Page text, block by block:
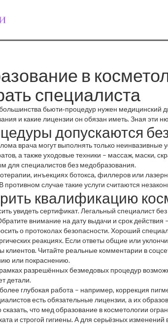
в
специалиста
бьюти‑процедур нужен медицинский
и какие лицензии он обязан иметь. Зная эти
допускаются
врача могут выполнять только неинвазивные
а также уходовые техники – массаж, маски,
для специалистов без медобразования.
инъекциях ботокса, филлеров или
противном случае такие услуги считаются
квалификацию
увидеть сертификат. Легальный специалист
внимание на дату выдачи и срок действия
о протоколах безопасности. Хороший
реакциях. Если ответы общие или
клиентов. Читайте реальные комментарии в
или покраснению.
разрешённых безмедовых процедур
детали.
глубокая работа – например, коррекция
есть обязательные лицензии, а их
что мед образование в косметологии
и строгой гигиены. А для серьёзных